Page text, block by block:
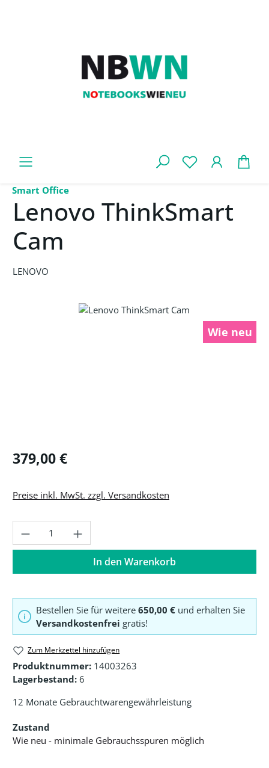
Smart Office
Lenovo ThinkSmart
Cam
LENOVO
Bildergalerie überspringen
Wie neu
Regulärer Preis:
379,00 €
Preise inkl. MwSt. zzgl. Versandkosten
Produkt Anzahl: Gib den gewünschten
In den Warenkorb
Bestellen Sie für weitere 650,00 € und erhalten Sie
Versandkostenfrei gratis!
Zum Merkzettel hinzufügen
Produktnummer: 14003263
Lagerbestand: 6
12 Monate Gebrauchtwarengewährleistung
Zustand
Wie neu - minimale Gebrauchsspuren möglich